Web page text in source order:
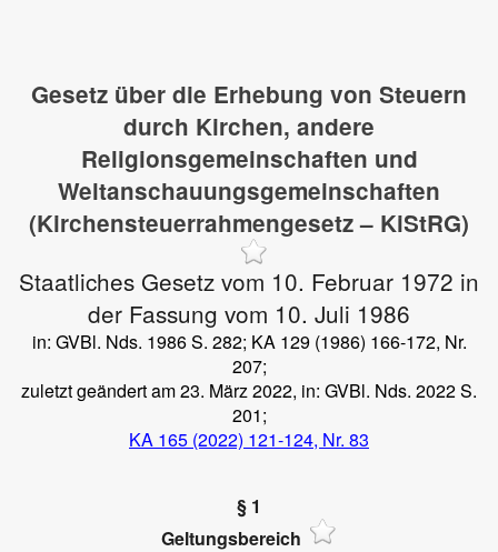
Gesetz über die Erhebung von Steuern
durch Kirchen, andere
Religionsgemeinschaften und
Weltanschauungsgemeinschaften
(Kirchensteuerrahmengesetz – KiStRG)
Staatliches Gesetz vom 10. Februar 1972 in
der Fassung vom 10. Juli 1986
in: GVBl. Nds. 1986 S. 282; KA 129 (1986) 166-172, Nr.
207;
zuletzt geändert am 23. März 2022, in: GVBl. Nds. 2022 S.
201;
KA 165 (2022) 121-124, Nr. 83
§ 1
Geltungsbereich